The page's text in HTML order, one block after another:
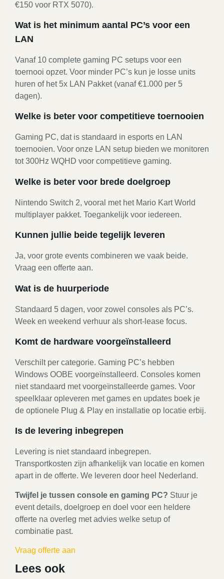
€150 voor RTX 5070).
Wat is het minimum aantal PC’s voor een
LAN
Vanaf 10 complete gaming PC setups voor een
toernooi opzet. Voor minder PC’s kun je losse units
huren of het 5x LAN Pakket (vanaf €1.000 per 5
dagen).
Welke is beter voor competitieve toernooien
Gaming PC, dat is standaard in esports en LAN
toernooien. Voor onze LAN setup bieden we monitoren
tot 300Hz WQHD voor competitieve gaming.
Welke is beter voor brede doelgroep
Nintendo Switch 2, vooral met het Mario Kart World
multiplayer pakket. Toegankelijk voor iedereen.
Kunnen jullie beide tegelijk leveren
Ja, voor grote events combineren we vaak beide.
Vraag een offerte aan.
Wat is de huurperiode
Standaard 5 dagen, voor zowel consoles als PC’s.
Week en weekend verhuur als short-lease focus.
Komt de hardware voorgeïnstalleerd
Verschilt per categorie. Gaming PC’s hebben
Windows OOBE voorgeïnstalleerd. Consoles komen
niet standaard met voorgeïnstalleerde games. Voor
speelklaar opleveren met games en updates boek je
de optionele Plug & Play en installatie op locatie erbij.
Is de levering inbegrepen
Levering is niet standaard inbegrepen.
Transportkosten zijn afhankelijk van locatie en komen
apart in de offerte. We leveren door heel Nederland.
Twijfel je tussen console en gaming PC? Stuur je
event details, doelgroep en doel voor een heldere
offerte na overleg met advies welke setup of
combinatie past.
Vraag offerte aan
Lees ook